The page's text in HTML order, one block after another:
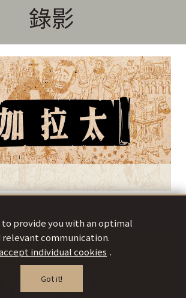
錄影
to provide you with an optimal
relevant communication.
individual cookies .
Got it!